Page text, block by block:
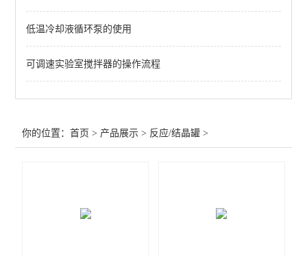
低温冷却液循环泵的使用
可调速实验室搅拌器的操作流程
你的位置：首页 > 产品展示 > 反应/结晶罐 >